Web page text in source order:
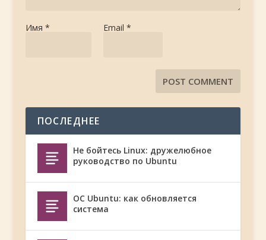
Имя * Email *
ПОСЛЕДНЕЕ
Не бойтесь Linux: дружелюбное
руководство по Ubuntu
ОС Ubuntu: как обновляется
система